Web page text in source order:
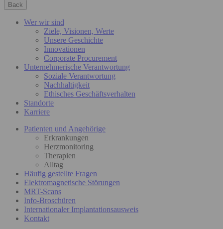
Back
Wer wir sind
Ziele, Visionen, Werte
Unsere Geschichte
Innovationen
Corporate Procurement
Unternehmerische Verantwortung
Soziale Verantwortung
Nachhaltigkeit
Ethisches Geschäftsverhalten
Standorte
Karriere
Patienten und Angehörige
Erkrankungen
Herzmonitoring
Therapien
Alltag
Häufig gestellte Fragen
Elektromagnetische Störungen
MRT-Scans
Info-Broschüren
Internationaler Implantationsausweis
Kontakt